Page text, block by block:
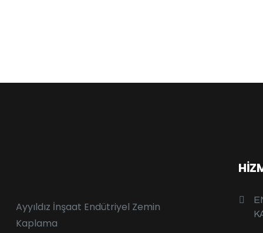
Ayyıldız İnşaat Endütriyel Zemin
Kaplama